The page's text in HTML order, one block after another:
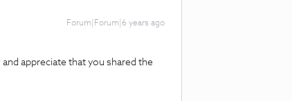
Forum|Forum|6 years ago
appreciate that you shared the